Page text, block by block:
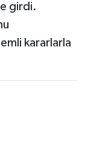
girdi.
kararlarla